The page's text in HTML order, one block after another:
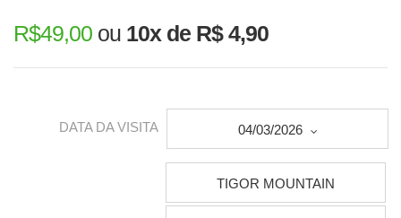
R$49,00 ou 10x de R$ 4,90
DATA DA VISITA 04/03/2026
TIGOR MOUNTAIN